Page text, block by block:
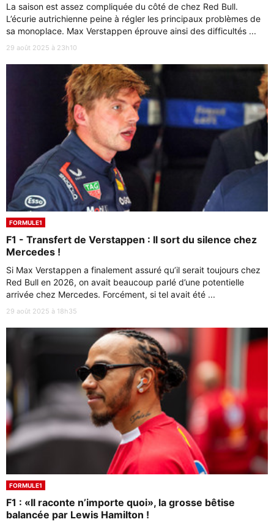
La saison est assez compliquée du côté de chez Red Bull.
L’écurie autrichienne peine à régler les principaux problèmes de
sa monoplace. Max Verstappen éprouve ainsi des difficultés ...
29 août 2025 à 23h10
FORMULE1
F1 - Transfert de Verstappen : Il sort du silence chez
Mercedes !
Si Max Verstappen a finalement assuré qu’il serait toujours chez
Red Bull en 2026, on avait beaucoup parlé d’une potentielle
arrivée chez Mercedes. Forcément, si tel avait été ...
29 août 2025 à 18h35
FORMULE1
F1 : «Il raconte n’importe quoi», la grosse bêtise
balancée par Lewis Hamilton !